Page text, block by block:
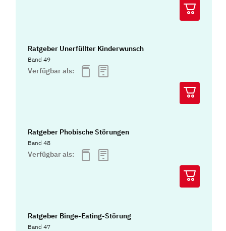
Ratgeber Unerfüllter Kinderwunsch
Band 49
Verfügbar als:
Ratgeber Phobische Störungen
Band 48
Verfügbar als:
Ratgeber Binge-Eating-Störung
Band 47